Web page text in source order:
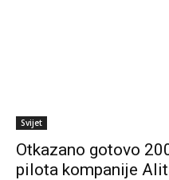
Svijet
Otkazano gotovo
pilota kompanije